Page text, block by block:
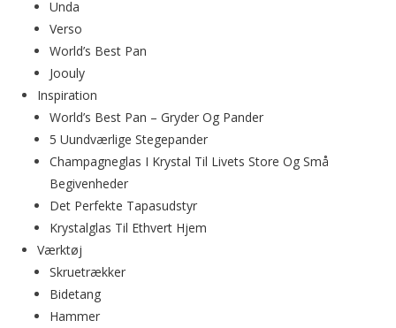
Unda
Verso
World’s Best Pan
Joouly
Inspiration
World’s Best Pan – Gryder Og Pander
5 Uundværlige Stegepander
Champagneglas I Krystal Til Livets Store Og Små
Begivenheder
Det Perfekte Tapasudstyr
Krystalglas Til Ethvert Hjem
Værktøj
Skruetrækker
Bidetang
Hammer